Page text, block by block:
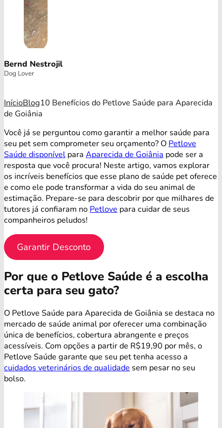
Bernd Nestrojil
Dog Lover
InícioBlog10 Benefícios do Petlove Saúde para Aparecida
de Goiânia
Você já se perguntou como garantir a melhor saúde para
seu pet sem comprometer seu orçamento? O Petlove
Saúde disponível para Aparecida de Goiânia pode ser a
resposta que você procura! Neste artigo, vamos explorar
os incríveis benefícios que esse plano de saúde pet oferece
e como ele pode transformar a vida do seu animal de
estimação. Prepare-se para descobrir por que milhares de
tutores já confiaram no Petlove para cuidar de seus
companheiros peludos!
Garantir Desconto
Por que o Petlove Saúde é a escolha
certa para seu gato?
O Petlove Saúde para Aparecida de Goiânia se destaca no
mercado de saúde animal por oferecer uma combinação
única de benefícios, cobertura abrangente e preços
acessíveis. Com opções a partir de R$19,90 por mês, o
Petlove Saúde garante que seu pet tenha acesso a
cuidados veterinários de qualidade sem pesar no seu
bolso.